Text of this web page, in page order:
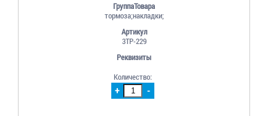
ГруппаТовара
тормоза;накладки;
Артикул
3ТР-229
Реквизиты
+ -
Количество: